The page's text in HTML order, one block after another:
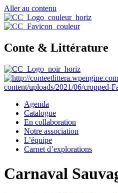
Aller au contenu
Conte & Littérature
Agenda
Catalogue
En collaboration
Notre association
L’équipe
Carnet d’explorations
Carnaval